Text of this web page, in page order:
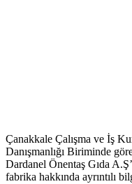
Çanakkale Çalışma ve İş
Danışmanlığı Biriminde
Dardanel Önentaş Gıda
fabrika hakkında ayrıntılı